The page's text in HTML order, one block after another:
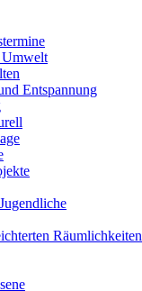
Umwelt
Entspannung
Räumlichkeiten